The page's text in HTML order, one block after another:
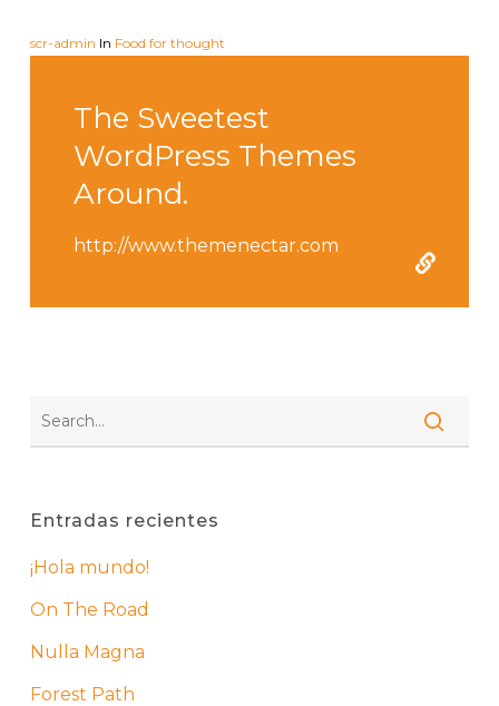
scr-admin In Food for thought
The Sweetest
WordPress Themes
Around.
http://www.themenectar.com
Entradas recientes
¡Hola mundo!
On The Road
Nulla Magna
Forest Path